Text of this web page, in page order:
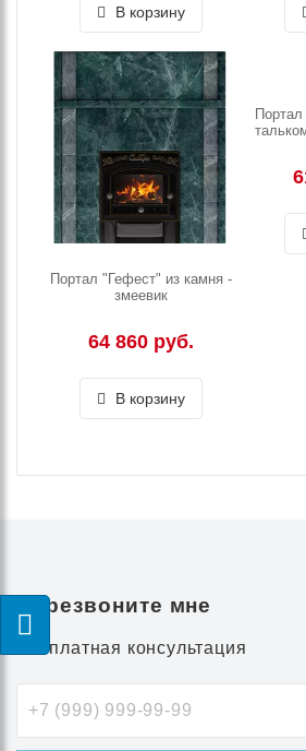
В корзину
Портал "Гефест" из камня -
змеевик
64 860 руб.
В корзину
Перезвоните мне
Бесплатная консультация